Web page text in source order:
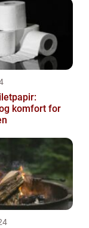
komfort for